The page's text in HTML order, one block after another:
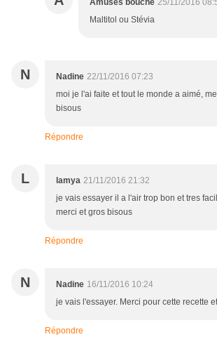
Amuses bouche 25/11/2016
Maltitol ou Stévia
N Nadine 22/11/2016 07:23
moi je l'ai faite et tout le monde a aimé,
bisous
Répondre
L lamya 21/11/2016 21:32
je vais essayer il a l'air trop bon et tres
merci et gros bisous
Répondre
N Nadine 16/11/2016 10:24
je vais l'essayer. Merci pour cette recette
Répondre